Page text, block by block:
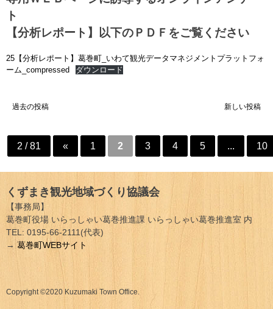
ト
【分析レポート】以下のＰＤＦをご覧ください
25【分析レポート】葛巻町_いわて観光データマネジメントプラットフォ
ーム_compressed
ダウンロード
投
ナ
ビ
ゲ
ー
シ
ョ
過去の投稿 新しい投稿
2 / 81 « 1 2 3 4 5 ... 10
くずまき観光地域づくり協議会
【事務局】
葛巻町役場 いらっしゃい葛巻推進課 いらっしゃい葛巻推進室 内
TEL: 0195-66-2111(代表)
→葛巻町WEBサイト
Copyright ©2020 Kuzumaki Town Office.